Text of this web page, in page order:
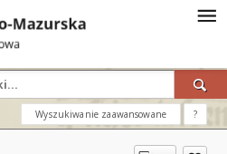
Wyszukiwanie zaawansowane ?